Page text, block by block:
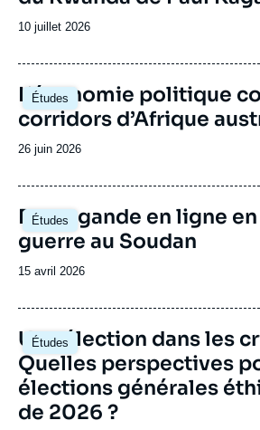
accueille régulièrement des
politiques de différents pays
Date
publication
10 juillet 2026
Études
Image
principale
L’économie politique
corridors d’Afrique
Date
publication
26 juin 2026
Études
Image
principale
Propagande en ligne
guerre au Soudan
Date
publication
15 avril 2026
Études
Image
principale
Une élection dans les
Quelles perspectives
élections générales
de 2026 ?